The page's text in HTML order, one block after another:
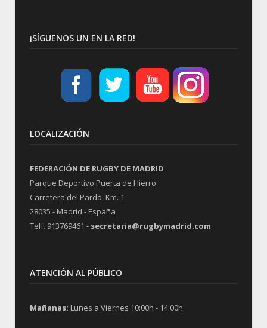
¡SÍGUENOS UN EN LA RED!
LOCALIZACIÓN
FEDERACIÓN DE RUGBY DE MADRID
Parque Deportivo Puerta de Hierro
Carretera del Pardo, Km. 1
28035 - Madrid - España
Telf. 913769461 - secretaria@rugbymadrid.com
ATENCIÓN AL PÚBLICO
Mañanas: Lunes a Viernes 10:00h - 14:00h